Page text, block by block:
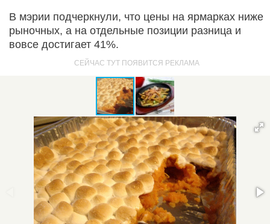
В мэрии подчеркнули, что цены на ярмарках ниже
рыночных, а на отдельные позиции разница и
вовсе достигает 41%.